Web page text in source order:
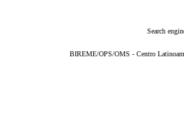
Search
BIREME/OPS/OMS - Centro